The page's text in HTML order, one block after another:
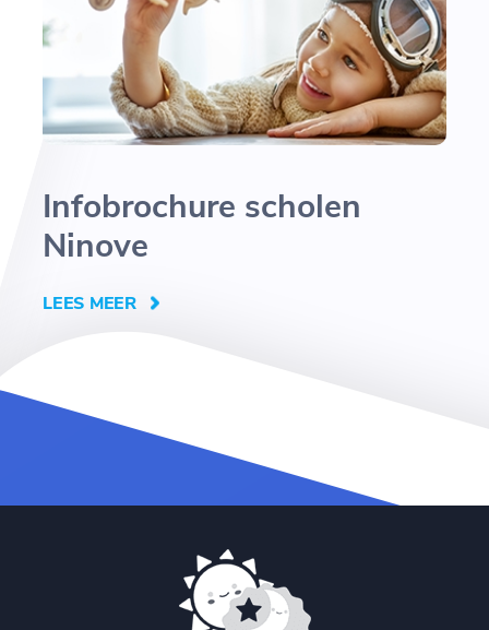
Infobrochure scholen
Ninove
LEES MEER